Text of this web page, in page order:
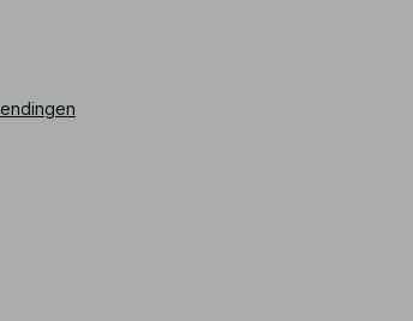
of op andere voorwerpen overgaan.
oppervlakken. Deze mom-